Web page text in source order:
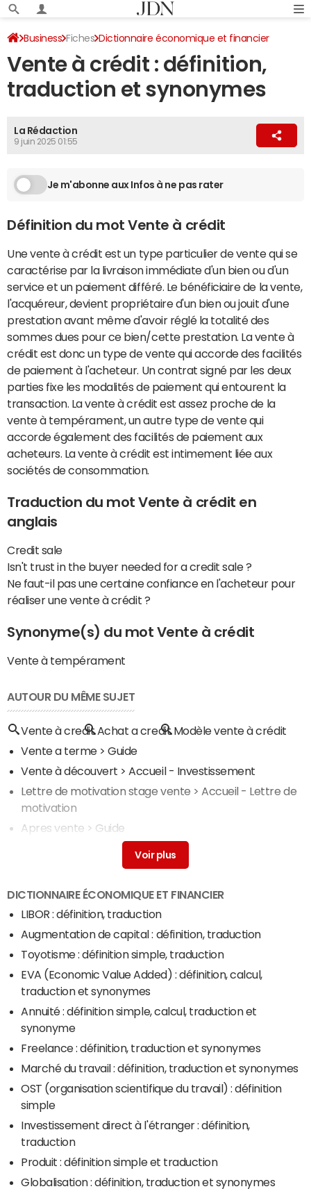
Business Fiches Dictionnaire économique et financier
Vente à crédit : définition,
traduction et synonymes
La Rédaction
9 juin 2025 01:55
Je m'abonne aux Infos à ne pas rater
Définition du mot Vente à crédit
Une vente à crédit est un type particulier de vente qui se
caractérise par la livraison immédiate d'un bien ou d'un
service et un paiement différé. Le bénéficiaire de la vente,
l'acquéreur, devient propriétaire d'un bien ou jouit d'une
prestation avant même d'avoir réglé la totalité des
sommes dues pour ce bien/cette prestation. La vente à
crédit est donc un type de vente qui accorde des facilités
de paiement à l'acheteur. Un contrat signé par les deux
parties fixe les modalités de paiement qui entourent la
transaction. La vente à crédit est assez proche de la
vente à tempérament, un autre type de vente qui
accorde également des facilités de paiement aux
acheteurs. La vente à crédit est intimement liée aux
sociétés de consommation.
Traduction du mot Vente à crédit en
anglais
Credit sale
Isn't trust in the buyer needed for a credit sale ?
Ne faut-il pas une certaine confiance en l'acheteur pour
réaliser une vente à crédit ?
Synonyme(s) du mot Vente à crédit
Vente à tempérament
AUTOUR DU MÊME SUJET
Vente à credit Achat a credit Modèle vente à crédit
Vente a terme> Guide
Vente à découvert > Accueil - Investissement
Lettre de motivation stage vente > Accueil - Lettre de
motivation
Apres vente > Guide
DICTIONNAIRE ÉCONOMIQUE ET FINANCIER
LIBOR : définition, traduction
Augmentation de capital : définition, traduction
Toyotisme : définition simple, traduction
EVA (Economic Value Added) : définition, calcul,
traduction et synonymes
Annuité : définition simple, calcul, traduction et
synonyme
Freelance : définition, traduction et synonymes
Marché du travail : définition, traduction et synonymes
OST (organisation scientifique du travail) : définition
simple
Investissement direct à l'étranger : définition,
traduction
Produit : définition simple et traduction
Globalisation : définition, traduction et synonymes